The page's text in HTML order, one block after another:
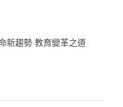
新趨勢 教育變革之道